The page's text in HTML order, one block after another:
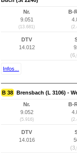
Nr.
9.051
(13.681)
B-
DTV
14.012
Infos...
B 38 Brensbach (L 3106) -
Nr.
9.052
(5.916)
B-
DTV
14.016